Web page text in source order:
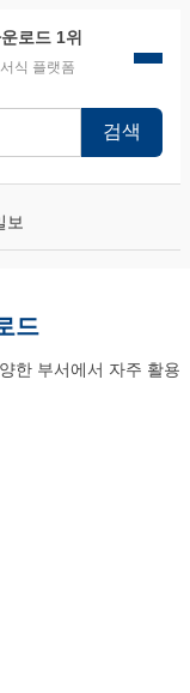
로드 1위
식 플랫폼
검색
보
드
한 부서에서 자주 활용